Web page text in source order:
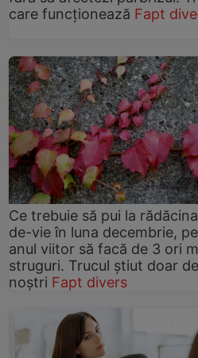
care funcționează Fapt
Ce trebuie să pui la
de-vie în luna decembrie,
anul viitor să facă de 3 ori
struguri. Trucul știut doar
noștri Fapt divers